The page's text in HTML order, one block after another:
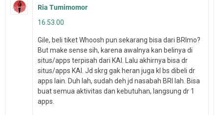
Ria Tumimomor
16.53.00
Gile, beli tiket Whoosh pun sekarang bisa dari BRImo?
But make sense sih, karena awalnya kan belinya di
situs/apps terpisah dari KAI. Lalu akhirnya bisa dr
situs/apps KAI. Jd skrg gak heran juga kl bs dibeli dr
apps lain. Duh lah, sudah deh jd nasabah BRI lah. Bisa
buat semua aktivitas dan kebutuhan, langsung dr 1
apps.